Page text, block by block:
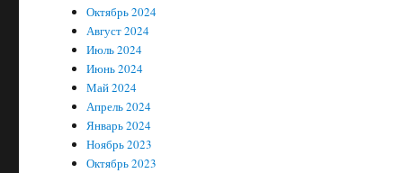
Октябрь 2024
Август 2024
Июль 2024
Июнь 2024
Май 2024
Апрель 2024
Январь 2024
Ноябрь 2023
Октябрь 2023